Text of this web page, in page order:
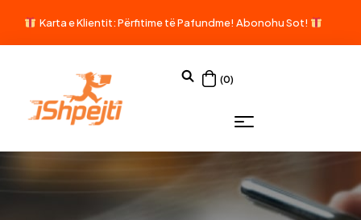
Karta e Klientit: Përfitime të Pafundme! Abonohu Sot!
(0)